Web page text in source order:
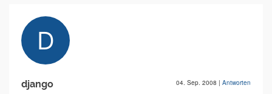
django 04. Sep. 2008 | Antworten